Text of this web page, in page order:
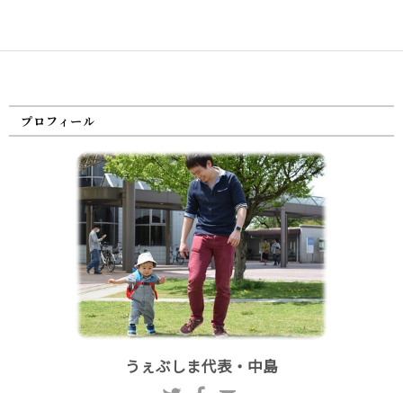
プロフィール
うぇぶしま代表・中島